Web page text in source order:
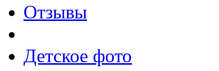
Отзывы
Детское фото